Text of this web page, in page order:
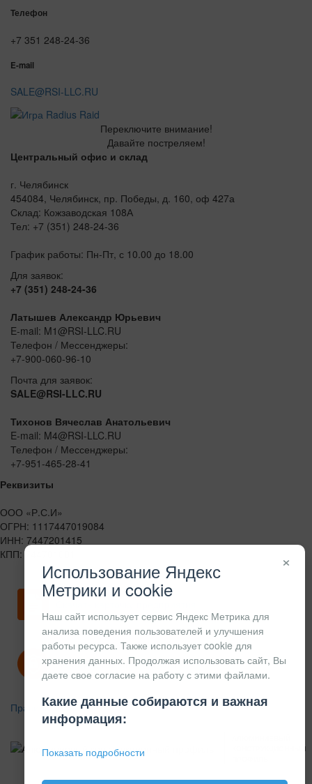
Телефон
+7 351 248-24-36
E-mail
SALE@RSI-LLC.RU
Переключите внимание!
Давайте постреляем!
Центральный офис и склад
г. Челябинск
454084, Челябинск, пр. Победы, д. 160, оф 427а
Склад: Кожзаводская 108А
Тел: +7 (351) 248-24-36
График работы: Пн-Пт, с 10.00 до 18.00
Для заявок:
+7 (351) 248-24-36
Латышев Александр Юрьевич
E-mail: M1@RSI-LLC.RU
Телефон / Мессенджеры:
+7-900-060-96-10
Почта для заявок:
SALE@RSI-LLC.RU
Тихонов Вячеслав Анатольевич
E-mail: M4@RSI-LLC.RU
Телефон / Мессенджеры:
+7-951-465-28-41
Реквизиты
ООО «Р.С.И»
ОГРН: 1117447019084
ИНН: 7447201415
КПП: 744701001
Скачать карточку предприятия
Политика конфиденциальности
Правила возврата
КОНСТРУКЦИОННЫЙ
×
Использование Яндекс
Метрики и cookie
Наш сайт использует сервис Яндекс Метрика для
анализа поведения пользователей и улучшения
работы ресурса. Также использует cookie для
хранения данных. Продолжая использовать сайт, Вы
даете свое согласие на работу с этими файлами.
Какие данные собираются и важная
информация:
Показать подробности